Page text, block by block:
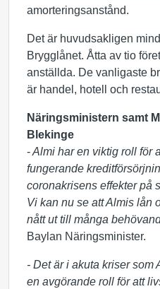
amorteringsanstånd.
Det är huvudsakligen
Brygglånet. Åtta av tio
anställda. De vanligaste
är handel, hotell och
Näringsministern samt
Blekinge
-Almi har en viktig roll för
fungerande
coronakrisens effekter på
Vi kan nu se att Almis lån
nått ut till många
Baylan Näringsminister.
- Det är i akuta kriser som
en avgörande roll för att